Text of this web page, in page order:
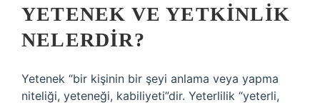
YETENEK VE YETKINLIK
NELERDIR?
Yetenek “bir kişinin bir şeyi anlama veya yapma
niteliği, yeteneği, kabiliyeti”dir. Yeterlilik “yeterli,